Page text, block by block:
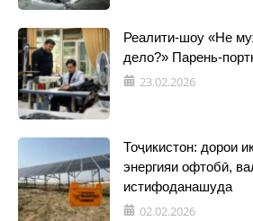
Реалити-шоу «Не
дело?» Парень-
23.02.2026
Тоҷикистон: дорои
энергияи офтобӣ,
истифоданашуда
02.02.2026